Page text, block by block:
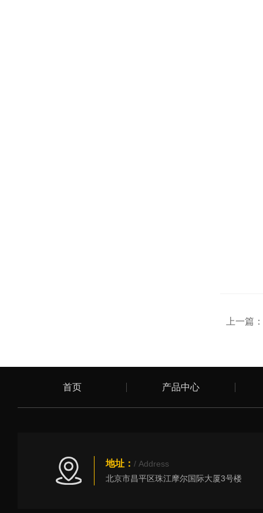
上一篇：
首页 产品中心
地址： / Address
北京市昌平区珠江摩尔国际大厦3号楼